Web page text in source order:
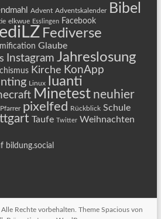
Advent Adventskalender Bibel
elkwue Esslingen Facebook
Fediverse
Glaube
Instagram Jahreslosung
Kirche KonApp
Linux luanti
Minetest neuhier
Pfarrer pixelfed Rückblick Schule
Taufe Twitter Weihnachten
bildung.social
. Alle Rechte vorbehalten. ThemeSpacious von